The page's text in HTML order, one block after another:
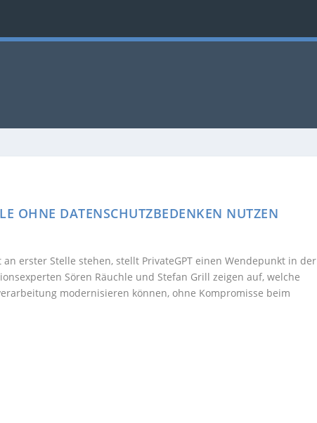
OHNE DATENSCHUTZBEDENKEN NUTZEN
erster Stelle stehen, stellt PrivateGPT einen Wendepunkt in der
Sören Räuchle und Stefan Grill zeigen auf, welche
modernisieren können, ohne Kompromisse beim